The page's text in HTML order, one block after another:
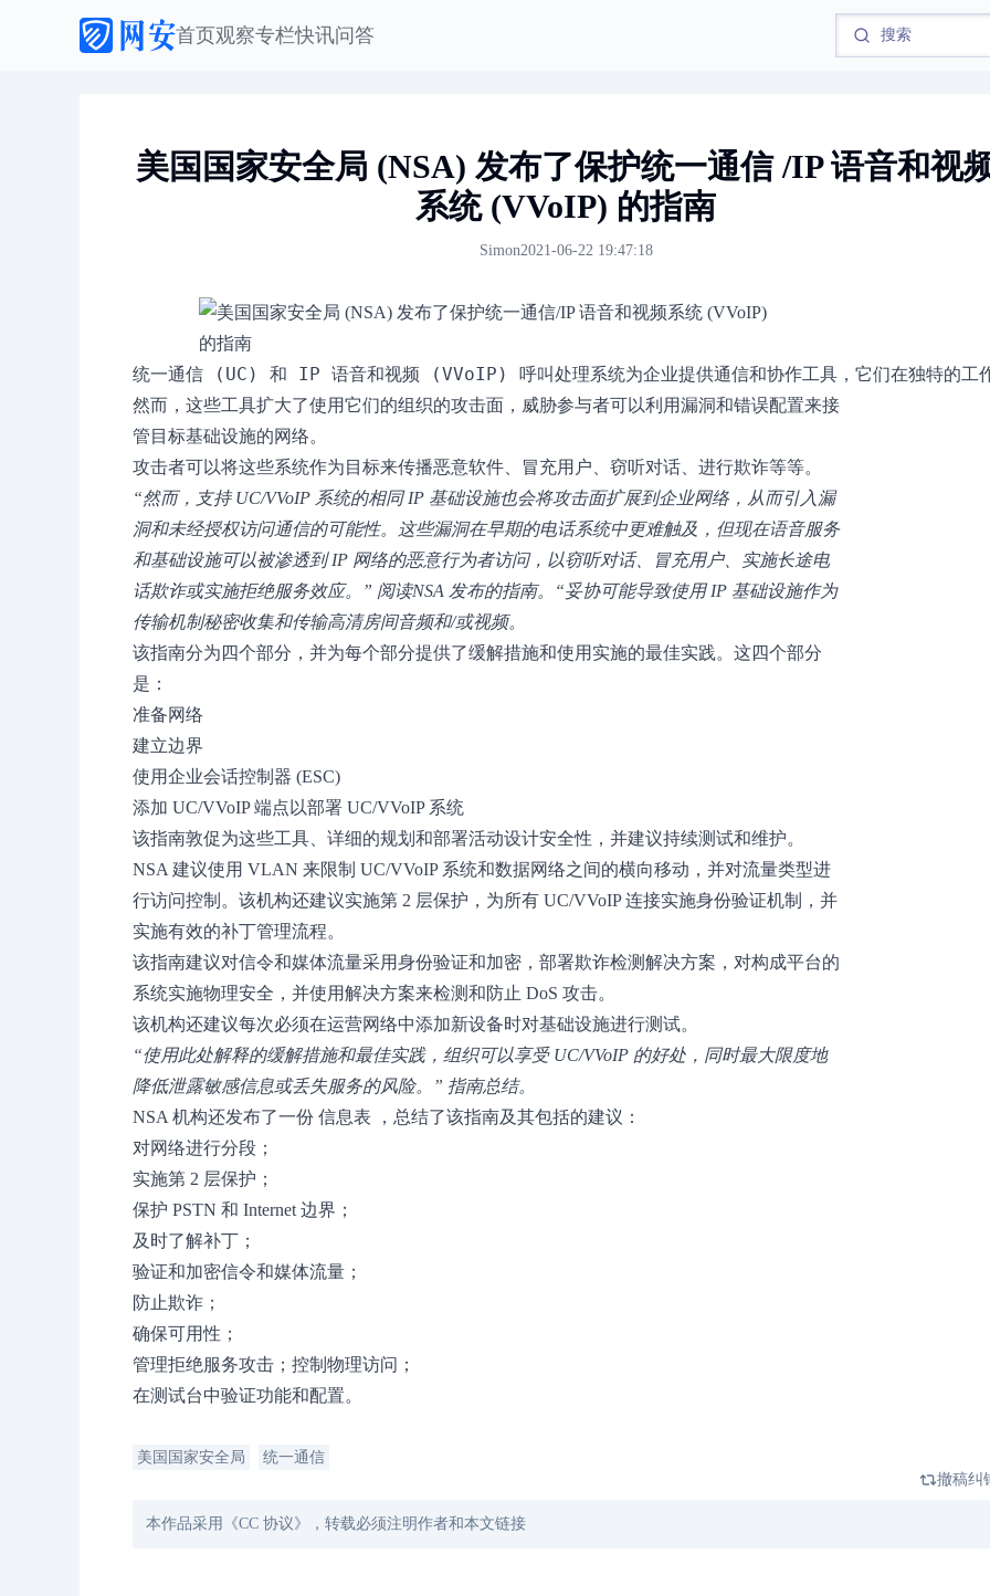
首页观察专栏快讯问答
美国国家安全局 (NSA) 发布了保护统一通信 /IP 语音和视
系统 (VVoIP) 的指南
Simon2021-06-22 19:47:18
统一通信 ( UC ) 和 IP 语音和视频 (VVoIP ) 呼叫处理系统为企业提供通信和协作工具，它们在独特的
然而，这些工具扩大了使用它们的组织的攻击面，威胁参与者可以利用漏洞和错误配置来接
管目标基础设施的网络。
攻击者可以将这些系统作为目标来传播恶意软件、冒充用户、窃听对话、进行欺诈等等。
“然而，支持 UC/VVoIP 系统的相同 IP 基础设施也会将攻击面扩展到企业网络，从而引入漏
洞和未经授权访问通信的可能性。这些漏洞在早期的电话系统中更难触及，但现在语音服务
和基础设施可以被渗透到 IP 网络的恶意行为者访问，以窃听对话、冒充用户、实施长途电
话欺诈或实施拒绝服务效应。” 阅读NSA 发布的指南。“妥协可能导致使用 IP 基础设施作为
传输机制秘密收集和传输高清房间音频和/或视频。
该指南分为四个部分，并为每个部分提供了缓解措施和使用实施的最佳实践。这四个部分
是：
准备网络
建立边界
使用企业会话控制器 (ESC)
添加 UC/VVoIP 端点以部署 UC/VVoIP 系统
该指南敦促为这些工具、详细的规划和部署活动设计安全性，并建议持续测试和维护。
NSA 建议使用 VLAN 来限制 UC/VVoIP 系统和数据网络之间的横向移动，并对流量类型进
行访问控制。该机构还建议实施第 2 层保护，为所有 UC/VVoIP 连接实施身份验证机制，并
实施有效的补丁管理流程。
该指南建议对信令和媒体流量采用身份验证和加密，部署欺诈检测解决方案，对构成平台的
系统实施物理安全，并使用解决方案来检测和防止 DoS 攻击。
该机构还建议每次必须在运营网络中添加新设备时对基础设施进行测试。
“使用此处解释的缓解措施和最佳实践，组织可以享受 UC/VVoIP 的好处，同时最大限度地
降低泄露敏感信息或丢失服务的风险。” 指南总结。
NSA 机构还发布了一份 信息表
，总结了该指南及其包括的建议：
对网络进行分段；
实施第 2 层保护；
保护 PSTN 和 Internet 边界；
及时了解补丁；
验证和加密信令和媒体流量；
防止欺诈；
确保可用性；
管理拒绝服务攻击；控制物理访问；
在测试台中验证功能和配置。
美国国家安全局
统一通信
撤稿纠
本作品采用《CC 协议》，转载必须注明作者和本文链接